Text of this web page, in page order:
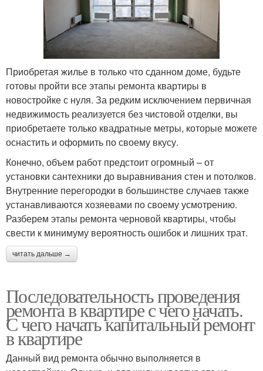
Приобретая жилье в только что сданном доме, будьте
готовы пройти все этапы ремонта квартиры в
новостройке с нуля. За редким исключением первичная
недвижимость реализуется без чистовой отделки, вы
приобретаете только квадратные метры, которые можете
оснастить и оформить по своему вкусу.
Конечно, объем работ предстоит огромный – от
установки сантехники до выравнивания стен и потолков.
Внутренние перегородки в большинстве случаев также
устанавливаются хозяевами по своему усмотрению.
Разберем этапы ремонта черновой квартиры, чтобы
свести к минимуму вероятность ошибок и лишних трат.
читать дальше →
Последовательность проведения
ремонта в квартире с чего начать.
С чего начать капитальный ремонт
в квартире
Данный вид ремонта обычно выполняется в